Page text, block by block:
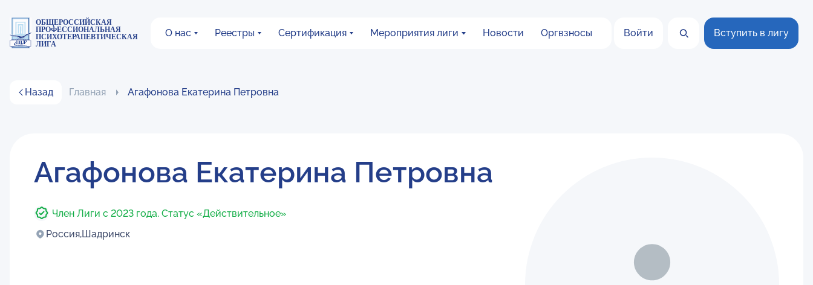
ОБЩЕРОССИЙСКАЯ
ПРОФЕССИОНАЛЬНАЯ
ПСИХОТЕРАПЕВТИЧЕСКАЯ
ЛИГА
О нас Реестры Сертификация Мероприятия лиги Новости Оргвзносы Войти Вступить в лигу
Назад Главная Агафонова Екатерина Петровна
Агафонова Екатерина Петровна
Член Лиги с 2023 года. Статус «Действительное»
Россия,Шадринск